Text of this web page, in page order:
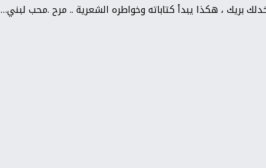
بريك ، هكذا يبدأ كتاباته وخواطره الشعرية .. مرح .محب لبني…